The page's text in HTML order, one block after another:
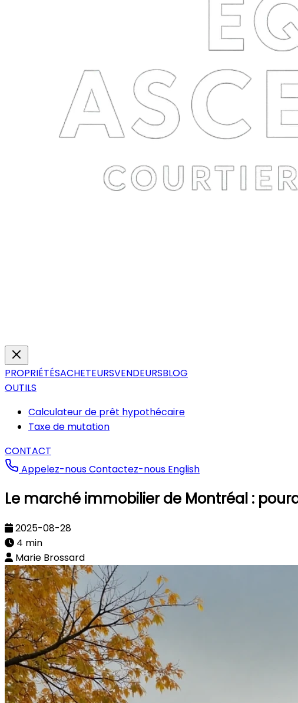
PROPRIÉTÉSACHETEURSVENDEURSBLOG
OUTILS
Calculateur de prêt hypothécaire
Taxe de mutation
CONTACT
Appelez-nousContactez-nous English
Le marché immobilier de Montréal :
2025-08-28
4 min
Marie Brossard